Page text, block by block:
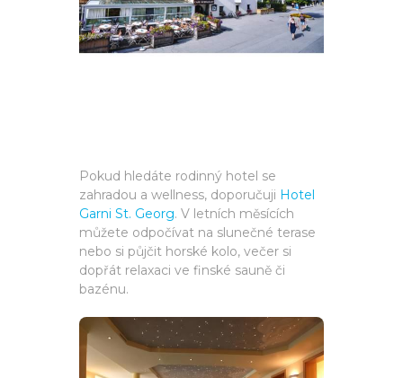
Pokud hledáte rodinný hotel se
zahradou a wellness, doporučuji Hotel
Garni St. Georg. V letních měsících
můžete odpočívat na slunečné terase
nebo si půjčit horské kolo, večer si
dopřát relaxaci ve finské sauně či
bazénu.